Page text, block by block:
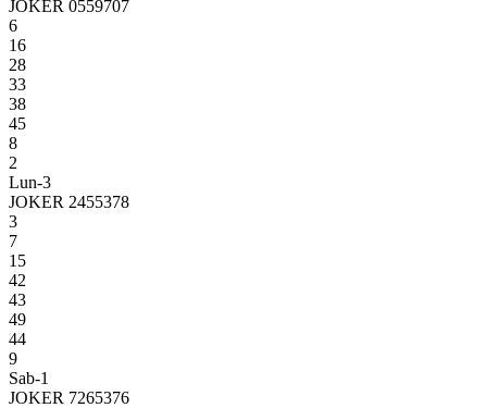
JOKER 0559707
6
16
28
33
38
45
8
2
Lun-3
JOKER 2455378
3
7
15
42
43
49
44
9
Sab-1
JOKER 7265376